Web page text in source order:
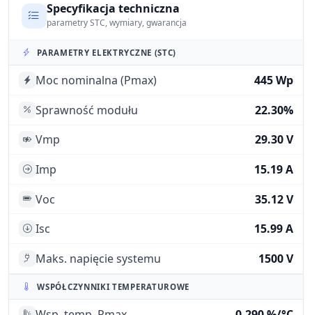
Specyfikacja techniczna
parametry STC, wymiary, gwarancja
PARAMETRY ELEKTRYCZNE (STC)
Moc nominalna (Pmax)
445 Wp
Sprawność modułu
22.30%
Vmp
29.30 V
Imp
15.19 A
Voc
35.12 V
Isc
15.99 A
Maks. napięcie systemu
1500 V
WSPÓŁCZYNNIKI TEMPERATUROWE